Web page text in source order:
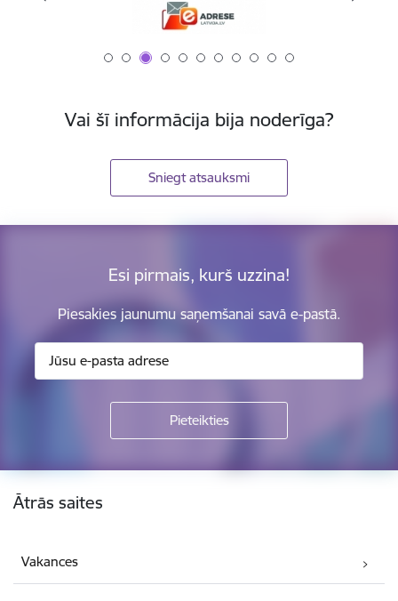
Vai šī informācija bija noderīga?
Sniegt atsauksmi
Esi pirmais, kurš uzzina!
Piesakies jaunumu saņemšanai savā e-pastā.
Kājene
Ātrās saites
Vakances